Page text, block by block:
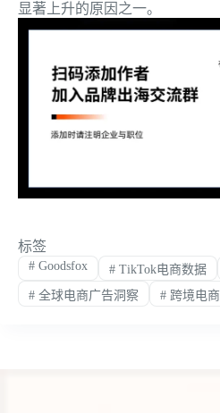
显著上升的原因之一。
标签
#Goodsfox #TikTok电商数据
#全球电商广告洞察 #跨境电商